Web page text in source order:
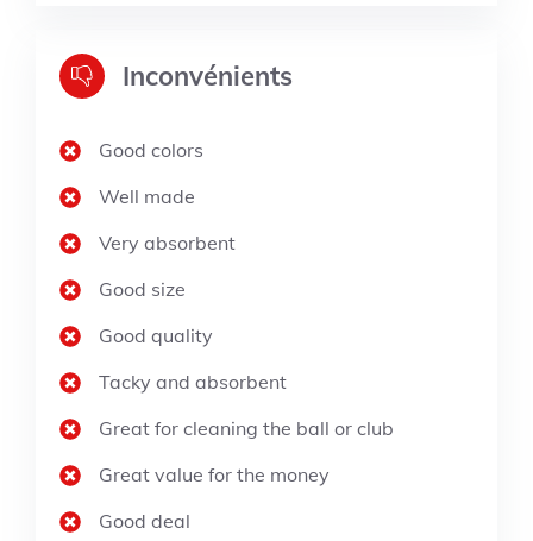
Inconvénients
Good colors
Well made
Very absorbent
Good size
Good quality
Tacky and absorbent
Great for cleaning the ball or club
Great value for the money
Good deal